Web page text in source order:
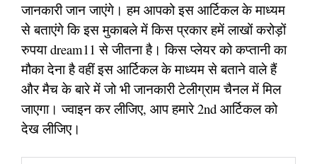
जानकारी जान जाएंगे। हम आपको इस आर्टिकल के माध्यम
से बताएंगे कि इस मुकाबले में किस प्रकार हमें लाखों करोड़ों
रुपया dream11 से जीतना है। किस प्लेयर को कप्तानी का
मौका देना है वहीं इस आर्टिकल के माध्यम से बताने वाले हैं
और मैच के बारे में जो भी जानकारी टेलीग्राम चैनल में मिल
जाएगा। ज्वाइन कर लीजिए, आप हमारे 2nd आर्टिकल को
देख लीजिए।